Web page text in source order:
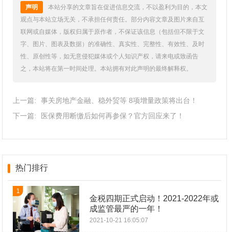
声明
本站分享的文章旨在促进信息交流，不以盈利为目的，本文
观点与本站立场无关，不承担任何责任。部分内容文章及图片来自互
联网或自媒体，版权归属于原作者，不保证该信息（包括但不限于文
字、图片、图表及数据）的准确性、真实性、完整性、有效性、及时
性、原创性等，如无意侵犯媒体或个人知识产权，请来电或致函告
之，本站将在第一时间处理。本站拥有对此声明的最终解释权。
上一篇:
事关房地产金融、稳外贸等 8项增量政策将出台！
下一篇:
医保费用断缴后如何再参保？官方回应来了！
热门排行
1
金税四期正式启动！2021-2022年或
成监管最严的一年！
2021-10-21 16:05:07